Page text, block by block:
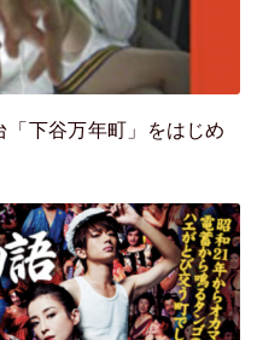
下谷万年町」をはじめ